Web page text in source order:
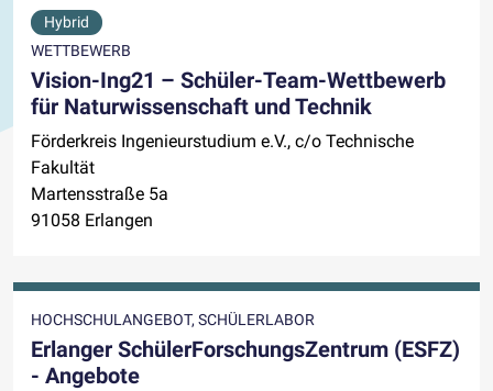
Hybrid
WETTBEWERB
Vision-Ing21 – Schüler-Team-Wettbewerb
für Naturwissenschaft und Technik
Förderkreis Ingenieurstudium e.V., c/o Technische
Fakultät
Martensstraße 5a
91058 Erlangen
HOCHSCHULANGEBOT, SCHÜLERLABOR
Erlanger SchülerForschungsZentrum (ESFZ)
- Angebote